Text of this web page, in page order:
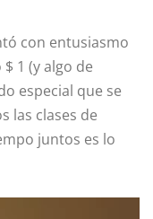
con entusiasmo
1 (y algo de
especial que se
las clases de
juntos es lo